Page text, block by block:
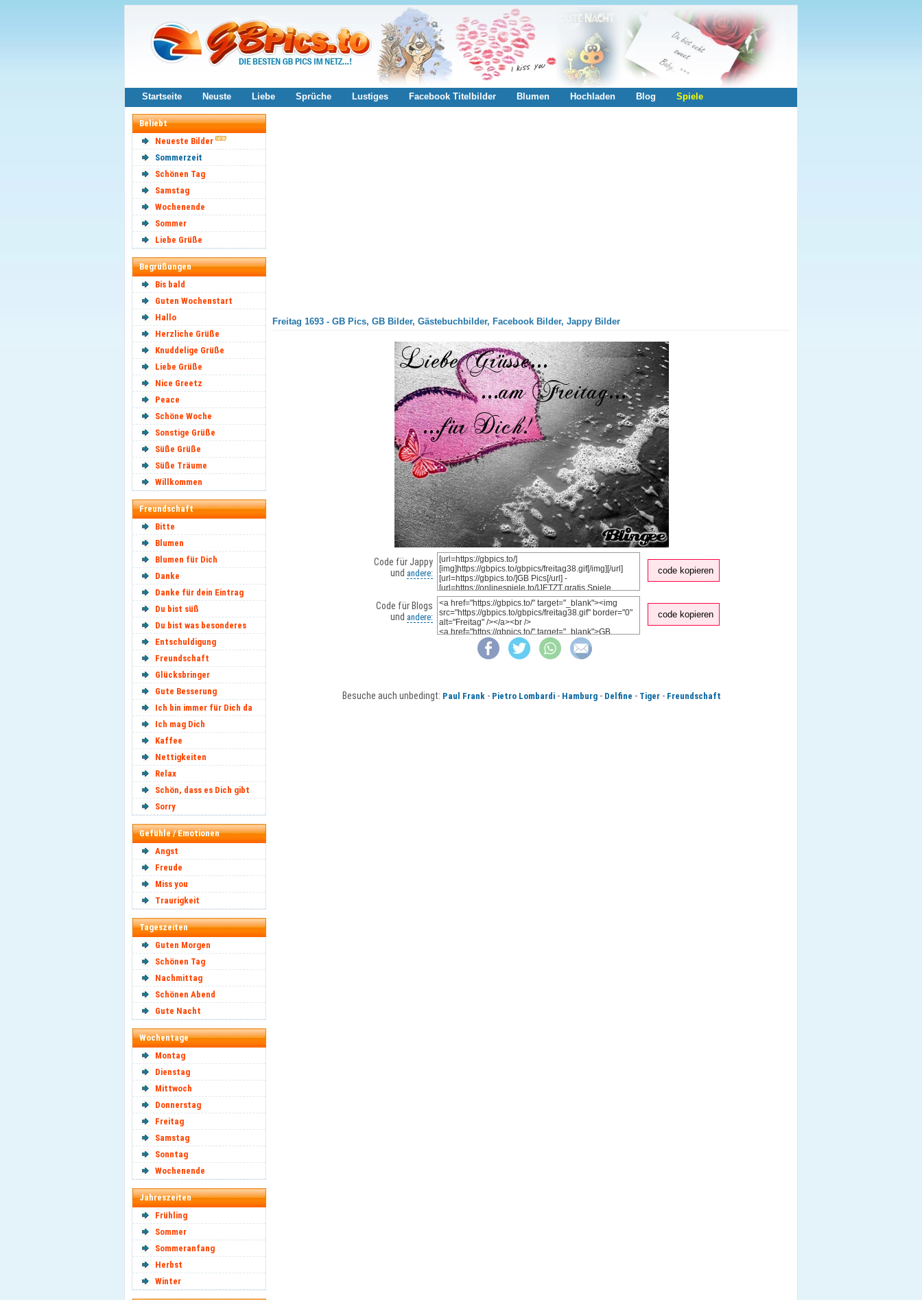
Startseite Neuste Liebe Sprüche Lustiges Facebook Titelbilder Blumen Hochladen Blog Spiele
Beliebt
Neueste Bilder
Sommerzeit
Schönen Tag
Samstag
Wochenende
Sommer
Liebe Grüße
Begrüßungen
Bis bald
Guten Wochenstart
Hallo
Herzliche Grüße
Knuddelige Grüße
Liebe Grüße
Nice Greetz
Peace
Schöne Woche
Sonstige Grüße
Süße Grüße
Süße Träume
Willkommen
Freundschaft
Bitte
Blumen
Blumen für Dich
Danke
Danke für dein Eintrag
Du bist süß
Du bist was besonderes
Entschuldigung
Freundschaft
Glücksbringer
Gute Besserung
Ich bin immer für Dich da
Ich mag Dich
Kaffee
Nettigkeiten
Relax
Schön, dass es Dich gibt
Sorry
Gefühle / Emotionen
Angst
Freude
Miss you
Traurigkeit
Tageszeiten
Guten Morgen
Schönen Tag
Nachmittag
Schönen Abend
Gute Nacht
Wochentage
Montag
Dienstag
Mittwoch
Donnerstag
Freitag
Samstag
Sonntag
Wochenende
Jahreszeiten
Frühling
Sommer
Sommeranfang
Herbst
Winter
Freitag 1693 - GB Pics, GB Bilder, Gästebuchbilder, Facebook Bilder, Jappy Bilder
Code für Jappy
und andere: code kopieren
Code für Blogs
und andere: code kopieren
Besuche auch unbedingt: Paul Frank- Pietro Lombardi- Hamburg- Delfine - Tiger- Freundschaft